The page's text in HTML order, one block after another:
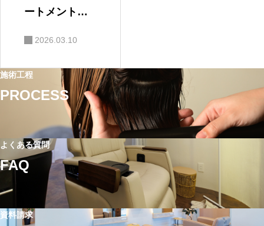
ートメントは
ートメントと
2026.03.10
施術工程
PROCESS
よくある質問
FAQ
資料請求